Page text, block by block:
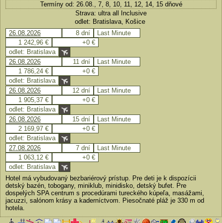
Termíny od: 26.08., 7, 8, 10, 11, 12, 14, 15 dňové
Strava: ultra all Inclusive
odlet: Bratislava, Košice
26.08.2026
8 dní
Last Minute
1 242,96 €
+0 €
odlet: Bratislava
26.08.2026
11 dní
Last Minute
1 786,24 €
+0 €
odlet: Bratislava
26.08.2026
12 dní
Last Minute
1 905,37 €
+0 €
odlet: Bratislava
26.08.2026
15 dní
Last Minute
2 169,97 €
+0 €
odlet: Bratislava
27.08.2026
7 dní
Last Minute
1 063,12 €
+0 €
odlet: Bratislava
Hotel má vybudovaný bezbariérový prístup. Pre deti je k dispozícii
detský bazén, tobogany, miniklub, minidisko, detský bufet. Pre
dospelých SPA centrum s procedúrami tureckého kúpeľa, masážami,
jacuzzi, salónom krásy a kaderníctvom. Piesočnaté pláž je 330 m od
hotela.